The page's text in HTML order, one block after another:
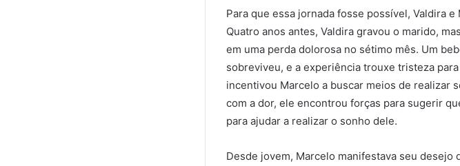
Para que essa jornada fosse possível, Valdira
Quatro anos antes, Valdira gravou o marido,
em uma perda dolorosa no sétimo mês. Um
sobreviveu, e a experiência trouxe tristeza
incentivou Marcelo a buscar meios de realizar
com a dor, ele encontrou forças para sugerir
para ajudar a realizar o sonho dele.
Desde jovem, Marcelo manifestava seu desejo